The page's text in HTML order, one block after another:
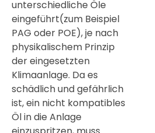
unterschiedliche Öle
eingeführt(zum Beispiel
PAG oder POE), je nach
physikalischem Prinzip
der eingesetzten
Klimaanlage. Da es
schädlich und gefährlich
ist, ein nicht kompatibles
Öl in die Anlage